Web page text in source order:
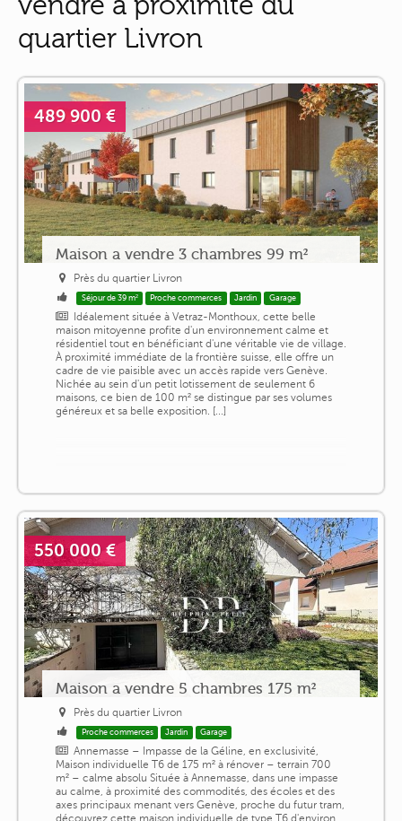
quartier Livron
489 900 €
Maison a vendre 3 chambres 99 m²
Près du quartier Livron
Séjour de 39 m² Proche commerces Jardin Garage
Idéalement située à Vetraz-Monthoux, cette belle
maison mitoyenne profite d'un environnement calme et
résidentiel tout en bénéficiant d'une véritable vie de village.
À proximité immédiate de la frontière suisse, elle offre un
cadre de vie paisible avec un accès rapide vers Genève.
Nichée au sein d'un petit lotissement de seulement 6
maisons, ce bien de 100 m² se distingue par ses volumes
généreux et sa belle exposition. [...]
550 000 €
Maison a vendre 5 chambres 175 m²
Près du quartier Livron
Proche commerces Jardin Garage
Annemasse – Impasse de la Géline, en exclusivité,
Maison individuelle T6 de 175 m² à rénover – terrain 700
m² – calme absolu Située à Annemasse, dans une impasse
au calme, à proximité des commodités, des écoles et des
axes principaux menant vers Genève, proche du futur tram,